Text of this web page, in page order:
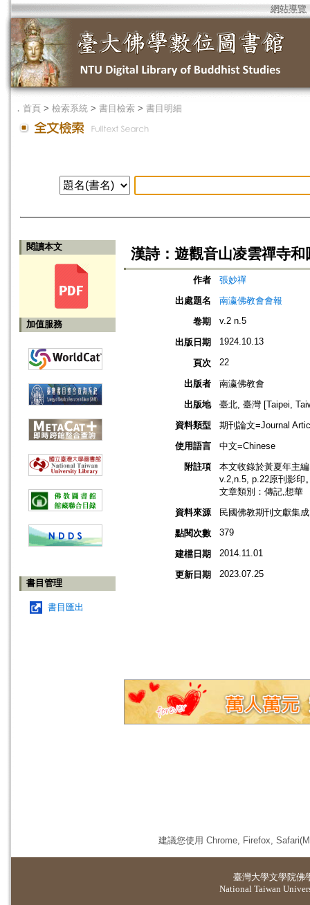
網站導覽
． 首頁 > 檢索系統 > 書目檢索 > 書目明細
閱讀本文
加值服務
書目管理
書目匯出
漢詩：遊觀音山凌雲禪寺和
作者
張妙禪
出處題名
南瀛佛教會會報
卷期
v.2 n.5
出版日期 1924.10.13
頁次 22
出版者
南瀛佛教會
出版地
臺北, 臺灣 [Taipei,
資料類型
期刊論文=Journal
使用語言
中文=Chinese
附註項
本文收錄於黃夏年主
v.2,n.5, p.22原刊影印
文章類別：傳記,想華
資料來源
民國佛教期刊文獻集
點閱次數
379
建檔日期 2014.11.01
更新日期 2023.07.25
建議您使用 Chrome, Firefox,
臺灣大學文學院佛
National Taiwan